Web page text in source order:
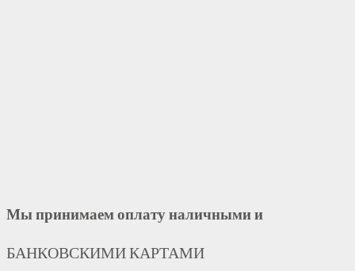
Мы принимаем оплату наличными и
БАНКОВСКИМИ КАРТАМИ